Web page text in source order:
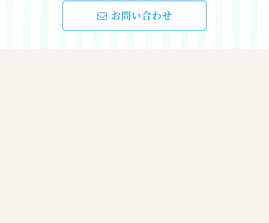
お問い合わせ